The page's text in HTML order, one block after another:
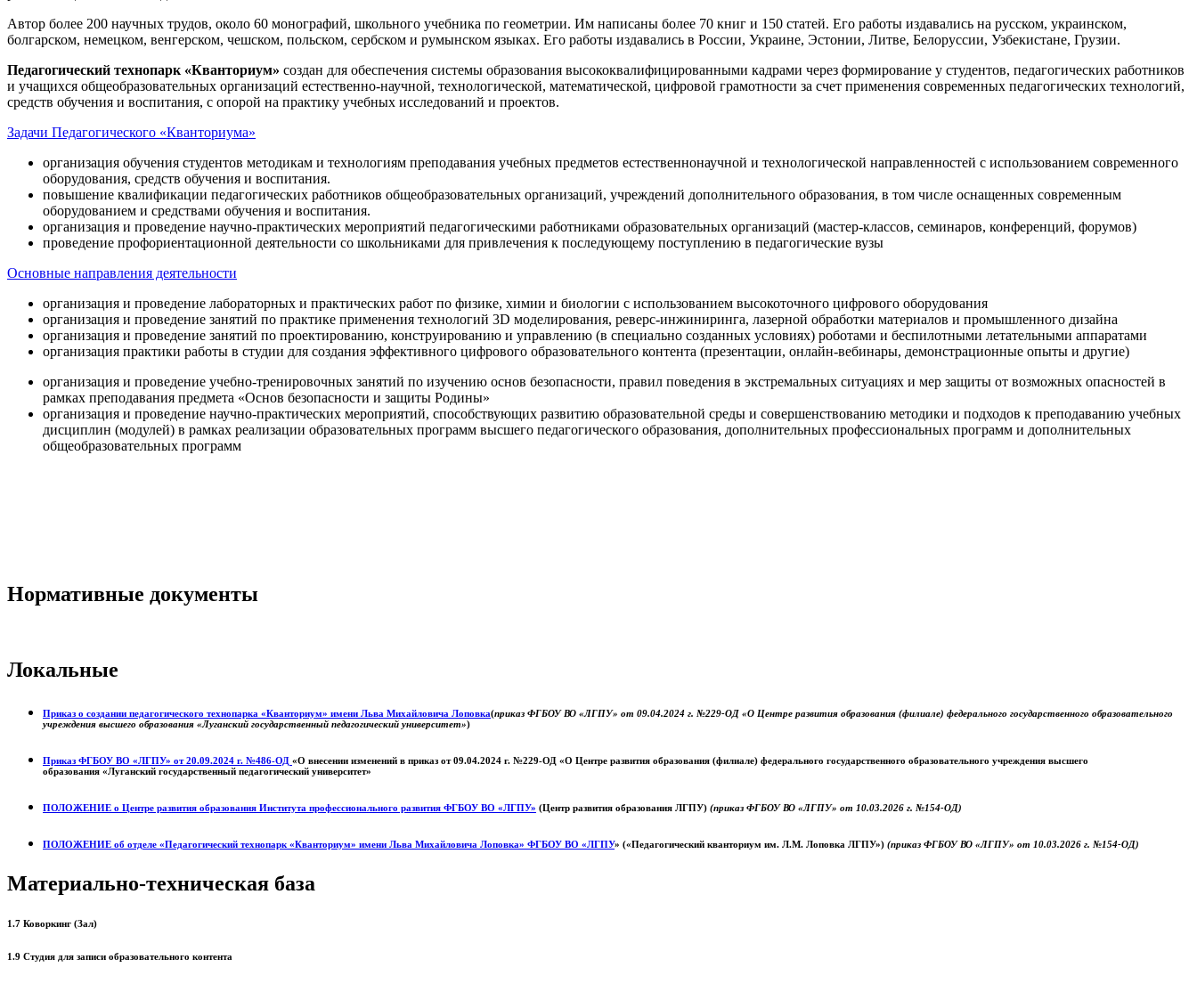
Автор более 200 научных трудов, около 60 монографий, школьного учебника по геометрии. Им написаны более 70 книг и 150 статей. Его работы издавались на русском, украинском,
болгарском, немецком, венгерском, чешском, польском, сербском и румынском языках. Его работы издавались в России, Украине, Эстонии, Литве, Белоруссии, Узбекистане, Грузии.
Педагогический технопарк «Кванториум» создан для обеспечения системы образования высококвалифицированными кадрами через формирование у студентов, педагогических работников
и учащихся общеобразовательных организаций естественно-научной, технологической, математической, цифровой грамотности за счет применения современных педагогических технологий,
средств обучения и воспитания, с опорой на практику учебных исследований и проектов.
Задачи Педагогического «Кванториума»
организация обучения студентов методикам и технологиям преподавания учебных предметов естественнонаучной и технологической направленностей с использованием современного
оборудования, средств обучения и воспитания.
повышение квалификации педагогических работников общеобразовательных организаций, учреждений дополнительного образования, в том числе оснащенных современным
оборудованием и средствами обучения и воспитания.
организация и проведение научно-практических мероприятий педагогическими работниками образовательных организаций (мастер-классов, семинаров, конференций, форумов)
проведение профориентационной деятельности со школьниками для привлечения к последующему поступлению в педагогические вузы
Основные направления деятельности
организация и проведение лабораторных и практических работ по физике, химии и биологии с использованием высокоточного цифрового оборудования
организация и проведение занятий по практике применения технологий 3D моделирования, реверс-инжиниринга, лазерной обработки материалов и промышленного дизайна
организация и проведение занятий по проектированию, конструированию и управлению (в специально созданных условиях) роботами и беспилотными летательными аппаратами
организация практики работы в студии для создания эффективного цифрового образовательного контента (презентации, онлайн-вебинары, демонстрационные опыты и другие)
организация и проведение учебно-тренировочных занятий по изучению основ безопасности, правил поведения в экстремальных ситуациях и мер защиты от возможных опасностей в
рамках преподавания предмета «Основ безопасности и защиты Родины»
организация и проведение научно-практических мероприятий, способствующих развитию образовательной среды и совершенствованию методики и подходов к преподаванию учебных
дисциплин (модулей) в рамках реализации образовательных программ высшего педагогического образования, дополнительных профессиональных программ и дополнительных
общеобразовательных программ
Нормативные документы
Локальные
Приказ о создании педагогического технопарка «Кванториум» имени Льва Михайловича Лоповка(приказ ФГБОУ ВО «ЛГПУ» от 09.04.2024 г. №229-ОД «О Центре развития образования (филиале) федерального государственного образовательного
учреждения высшего образования «Луганский государственный педагогический университет»)
Приказ ФГБОУ ВО «ЛГПУ» от 20.09.2024 г. №486-ОД «О внесении изменений в приказ от 09.04.2024 г. №229-ОД «О Центре развития образования (филиале) федерального государственного образовательного учреждения высшего
образования «Луганский государственный педагогический университет»
ПОЛОЖЕНИЕ о Центре развития образования Института профессионального развития ФГБОУ ВО «ЛГПУ» (Центр развития образования ЛГПУ) (приказ ФГБОУ ВО «ЛГПУ» от 10.03.2026 г. №154-ОД)
ПОЛОЖЕНИЕ об отделе «Педагогический технопарк «Кванториум» имени Льва Михайловича Лоповка» ФГБОУ ВО «ЛГПУ» («Педагогический кванториум им. Л.М. Лоповка ЛГПУ») (приказ ФГБОУ ВО «ЛГПУ» от 10.03.2026 г. №154-ОД)
Материально-техническая база
1.7 Коворкинг (Зал)
1.9 Студия для записи образовательного контента